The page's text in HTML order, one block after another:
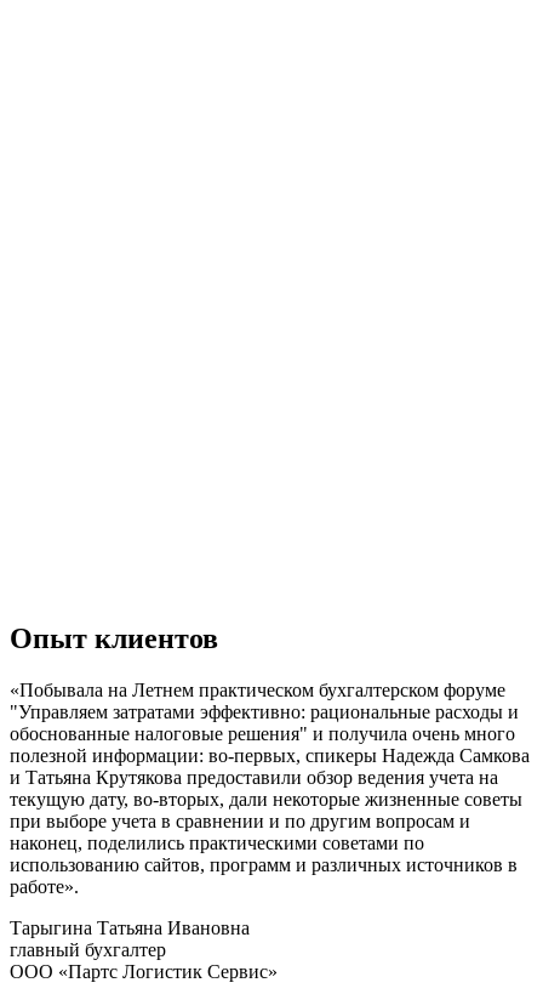
Опыт клиентов
«Побывала на Летнем практическом бухгалтерском форуме
"Управляем затратами эффективно: рациональные расходы и
обоснованные налоговые решения" и получила очень много
полезной информации: во-первых, спикеры Надежда Самкова
и Татьяна Крутякова предоставили обзор ведения учета на
текущую дату, во-вторых, дали некоторые жизненные советы
при выборе учета в сравнении и по другим вопросам и
наконец, поделились практическими советами по
использованию сайтов, программ и различных источников в
работе».
Тарыгина Татьяна Ивановна
главный бухгалтер
ООО «Партс Логистик Сервис»